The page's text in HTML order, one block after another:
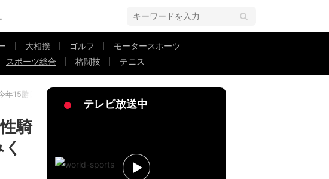
大相撲 ゴルフ
モータースポーツ
スポーツ総合 格闘技 テニス
15勝目…豪快アクションにファン称賛「みくちゃん流石！」
騎
テレビ放送中